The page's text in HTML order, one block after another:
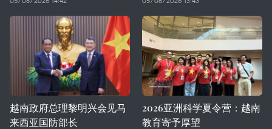
越南政府总理黎明兴会见马
来西亚国防部长
2026亚洲科学夏令营：越南
教育寄予厚望